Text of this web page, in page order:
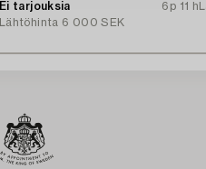
Ei tarjouksia
6p 11 h
Lähtöhinta 6 000 SEK